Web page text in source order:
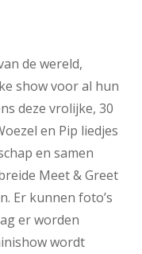
de wereld,
show voor al hun
deze vrolijke, 30
en Pip liedjes
en samen
Meet & Greet
Er kunnen foto’s
er worden
wordt